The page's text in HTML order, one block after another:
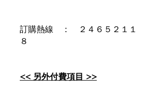
訂購熱線 ： ２４６５２１１
８
<< 另外付費項目 >>